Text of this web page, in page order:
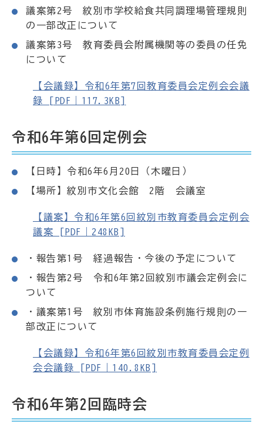
議案第2号 紋別市学校給食共同調理場管理規則
の一部改正について
議案第3号 教育委員会附属機関等の委員の任免
について
【会議録】令和6年第7回教育委員会定例会会議
録 [PDF｜117.3KB]
令和6年第6回定例会
【日時】令和6年6月20日（木曜日）
【場所】紋別市文化会館 2階 会議室
【議案】令和6年第6回紋別市教育委員会定例会
議案 [PDF｜248KB]
・報告第1号 経過報告・今後の予定について
・報告第2号 令和6年第2回紋別市議会定例会に
ついて
・議案第1号 紋別市体育施設条例施行規則の一
部改正について
【会議録】令和6年第6回紋別市教育委員会定例
会会議録 [PDF｜140.8KB]
令和6年第2回臨時会